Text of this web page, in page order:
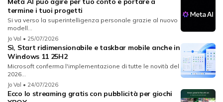
termine i tuoi progetti
Si va verso la superintelligenza personale grazie al nuovo
modell...
Jo Val • 25/07/2026
Sì, Start ridimensionabile e taskbar mobile anche in
Windows 11 25H2
Microsoft conferma l'implementazione di tutte le novità del
2026...
Jo Val • 24/07/2026
Ecco lo streaming gratis con pubblicità per giochi